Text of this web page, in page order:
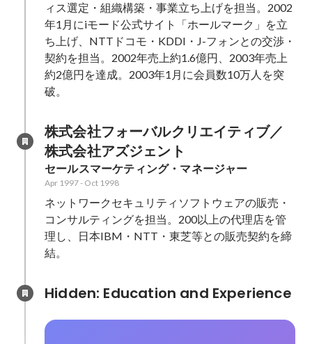
ィス選定・組織構築・事業立ち上げを担当。2002
年1月にiモード公式サイト「ホールマーク」を立
ち上げ、NTTドコモ・KDDI・J-フォンとの交渉・
契約を担当。2002年売上約1.6億円、2003年売上
約2億円を達成。2003年1月に会員数10万人を突
破。
株式会社フォーバルクリエイティブ／
株式会社アズジェント
セールスマーケティング・マネージャー
Apr 1997- Oct 1998
ネットワークセキュリティソフトウェアの販売・
コンサルティングを担当。200以上の代理店を管
理し、日本IBM・NTT・東芝等との販売契約を締
結。